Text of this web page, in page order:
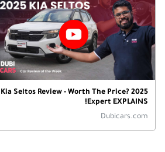
2025 Kia Seltos Review - Worth The Price?
Expert EXPLAINS!
Dubicars.com